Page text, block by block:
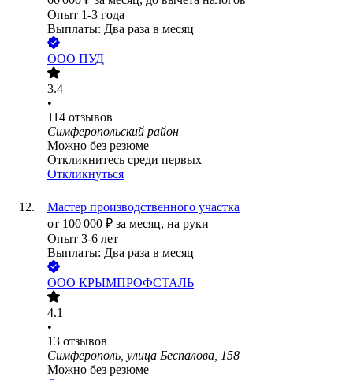
Опыт 1-3 года
Выплаты: Два раза в месяц
ООО ПУД
3.4
•
114 отзывов
Симферопольский район
Можно без резюме
Откликнитесь среди первых
Откликнуться
Мастер производственного участка
от 100 000 ₽ за месяц, на руки
Опыт 3-6 лет
Выплаты: Два раза в месяц
ООО КРЫМПРОФСТАЛЬ
4.1
•
13 отзывов
Симферополь, улица Беспалова, 158
Можно без резюме